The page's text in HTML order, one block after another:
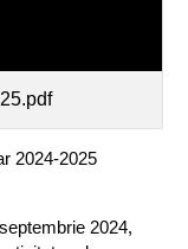
2024-2025
2024,